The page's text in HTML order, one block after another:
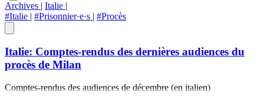
Archives | Italie |
#Italie | #Prisonnier·e·s | #Procès
Italie: Comptes-rendus des dernières audiences du
procès de Milan
Comptes-rendus des audiences de décembre (en italien)